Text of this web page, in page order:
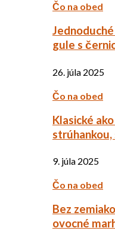
Čo na obed
gule s
26. júla 2025
Čo na obed
Klasické
9. júla 2025
Čo na obed
Bez
ovocné